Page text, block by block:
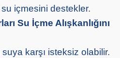
içmesini destekler.
Su İçme Alışkanlığını
karşı isteksiz olabilir.